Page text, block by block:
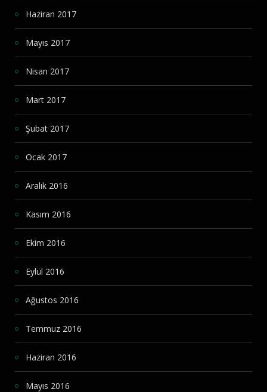
Haziran 2017
Mayıs 2017
Nisan 2017
Mart 2017
Şubat 2017
Ocak 2017
Aralık 2016
Kasım 2016
Ekim 2016
Eylül 2016
Ağustos 2016
Temmuz 2016
Haziran 2016
Mayıs 2016